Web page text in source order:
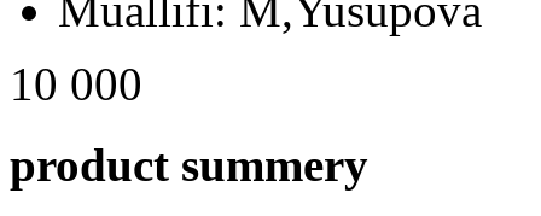
Muallifi: M,Yusupova
10 000
product summery